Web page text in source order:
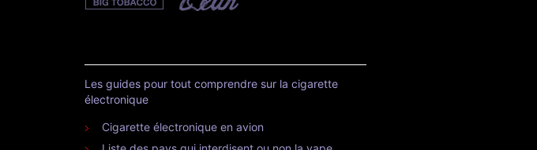
Les guides pour tout comprendre sur la cigarette
électronique
Cigarette électronique en avion